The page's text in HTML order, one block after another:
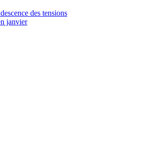
des tensions
janvier